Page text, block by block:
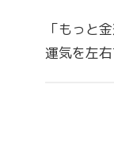
「もっと
運気を左